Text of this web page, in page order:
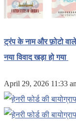
ट्रंप के नाम और फ़ोटो
नया विवाद खड़ा हो गया
April 29, 2026 11:33